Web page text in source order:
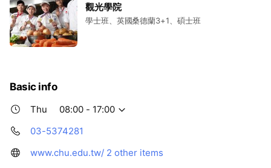
觀光學院
學士班、英國桑德蘭3+1、碩士班
Basic info
Thu
08:00 - 17:00
03-5374281
www.chu.edu.tw/ 2 other items